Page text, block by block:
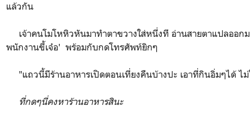
แล้วกัน
เจ้าคนโมโหหิวหันมาทำตาขวางใส่หนึ่งที อ่านสายตาแปลออก
พนักงานขี้เจ๋อ' พร้อมกับกดโทรศัพท์ยิกๆ
"แถวนี้มีร้านอาหารเปิดตอนเที่ยงคืนบ้างปะ เอาที่กินอิ่มๆได้ ไม่
ที่กดๆนี่คงหาร้านอาหารสินะ